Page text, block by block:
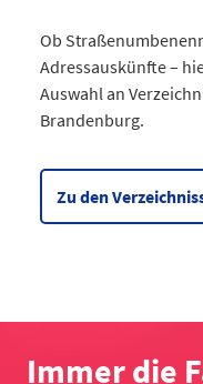
Kategorie
2013
7
2014
8
2015
8
2022
2
Ob
Adressauskünfte –
Auswahl an
Brandenburg.
Zu den
Immer die